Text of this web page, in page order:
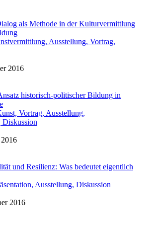
als Methode in der Kulturvermittlung
Ausstellung, Vortrag,
2016
historisch-politischer Bildung in
Vortrag, Ausstellung,
Diskussion
2016
und Resilienz: Was bedeutet eigentlich
Ausstellung, Diskussion
2016